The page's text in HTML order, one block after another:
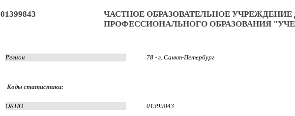
01399843
ЧАСТНОЕ ОБРАЗОВАТЕЛЬНОЕ
ПРОФЕССИОНАЛЬНОГО ОБРАЗОВАНИЯ
Регион 78 - г. Санкт-Петербург
Коды статистики:
ОКПО 01399843